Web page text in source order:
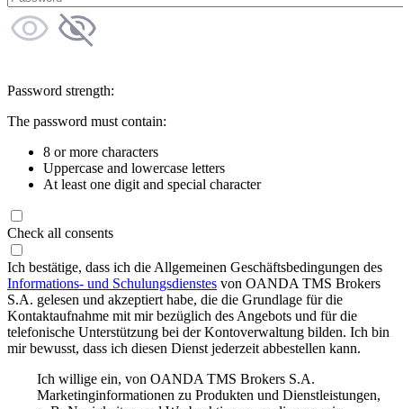
Password strength:
The password must contain:
8 or more characters
Uppercase and lowercase letters
At least one digit and special character
Check all consents
Ich bestätige, dass ich die Allgemeinen Geschäftsbedingungen des
Informations- und Schulungsdienstes von OANDA TMS Brokers
S.A. gelesen und akzeptiert habe, die die Grundlage für die
Kontaktaufnahme mit mir bezüglich des Angebots und für die
telefonische Unterstützung bei der Kontoverwaltung bilden. Ich bin
mir bewusst, dass ich diesen Dienst jederzeit abbestellen kann.
Ich willige ein, von OANDA TMS Brokers S.A.
Marketinginformationen zu Produkten und Dienstleistungen,